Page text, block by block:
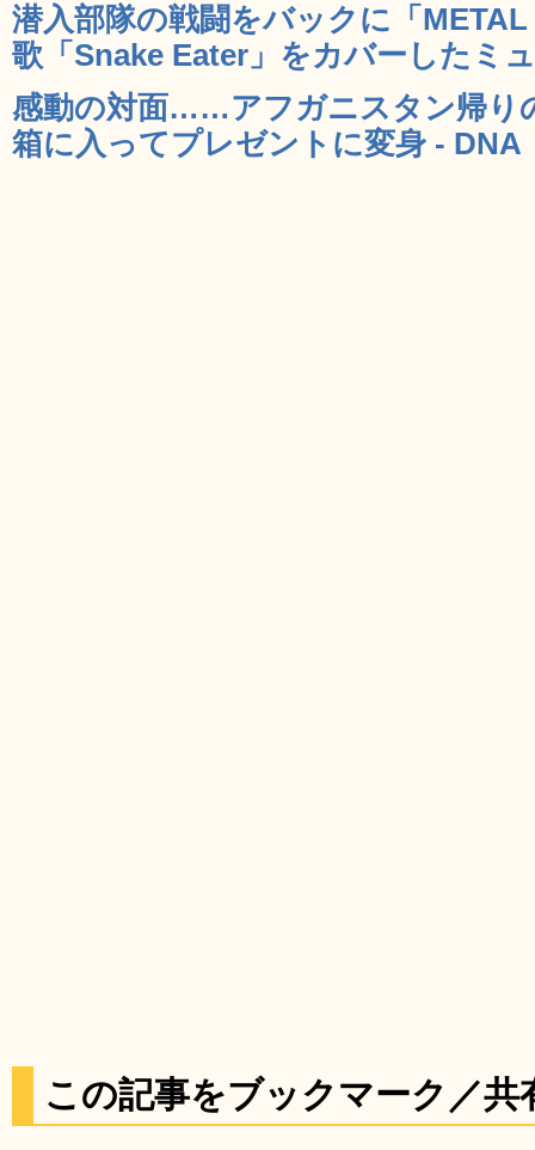
潜入部隊の戦闘をバックに「
歌「Snake Eater」をカバーしたミ
感動の対面……アフガニスタン帰り
箱に入ってプレゼントに変身 - DNA
この記事をブックマーク／共